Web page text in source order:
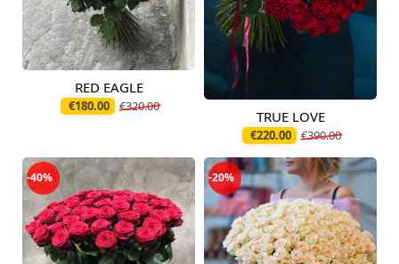
Pieejams šodien
RED EAGLE
€180.00 €320.00
Pieejams šodien
TRUE LOVE
€220.00 €390.00
-40% -20%